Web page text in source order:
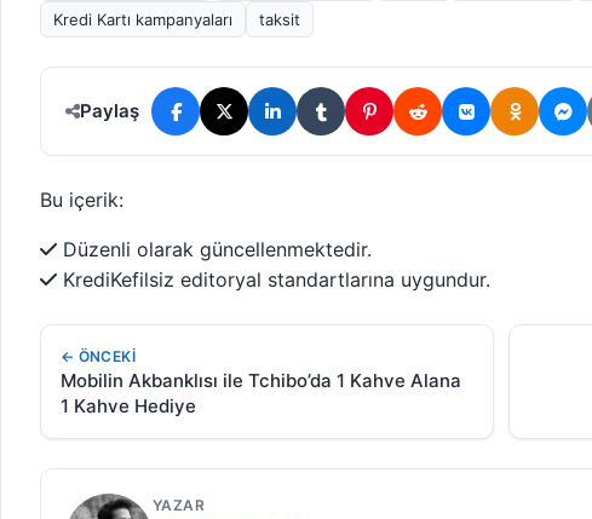
Kredi Kartı kampanyaları
taksit
Paylaş
Bu içerik:
Düzenli olarak güncellenmektedir.
KrediKefilsiz editoryal standartlarına uygundur.
← ÖNCEKI
Mobilin Akbanklısı ile Tchibo’da 1 Kahve Alana
1 Kahve Hediye
YAZAR